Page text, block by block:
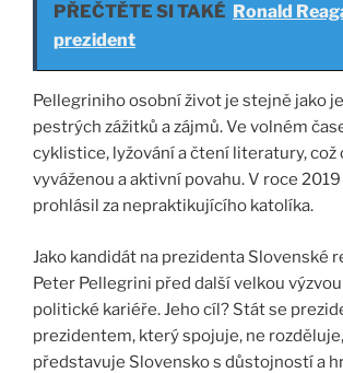
PŘEČTĚTE SI TAKÉ Ronald
prezident
Pellegriniho osobní život je stejně jako
pestrých zážitků a zájmů. Ve volném
cyklistice, lyžování a čtení literatury, což
vyváženou a aktivní povahu. V roce
prohlásil za nepraktikujícího katolíka.
Jako kandidát na prezidenta Slovenské
Peter Pellegrini před další velkou
politické kariéře. Jeho cíl? Stát se
prezidentem, který spojuje, ne
představuje Slovensko s důstojností a